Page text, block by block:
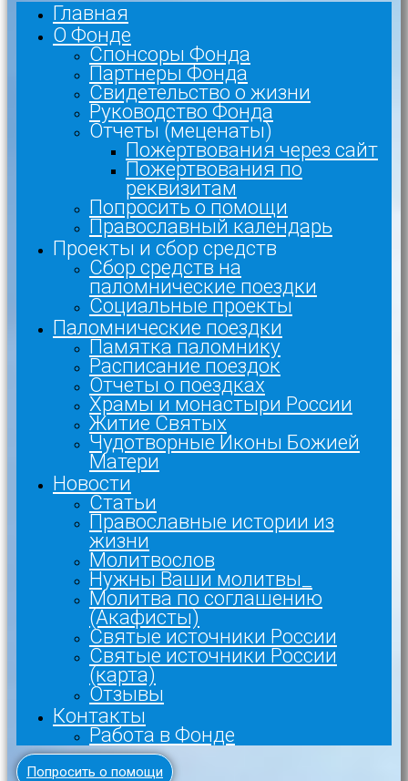
Главная
О Фонде
Спонсоры Фонда
Партнеры Фонда
Свидетельство о жизни
Руководство Фонда
Отчеты (меценаты)
Пожертвования через сайт
Пожертвования по
реквизитам
Попросить о помощи
Православный календарь
Проекты и сбор средств
Сбор средств на
паломнические поездки
Социальные проекты
Паломнические поездки
Памятка паломнику
Расписание поездок
Отчеты о поездках
Храмы и монастыри России
Житие Святых
Чудотворные Иконы Божией
Матери
Новости
Статьи
Православные истории из
жизни
Молитвослов
Нужны Ваши молитвы_
Молитва по соглашению
(Акафисты)
Святые источники России
Святые источники России
(карта)
Отзывы
Контакты
Работа в Фонде
Попросить о помощи